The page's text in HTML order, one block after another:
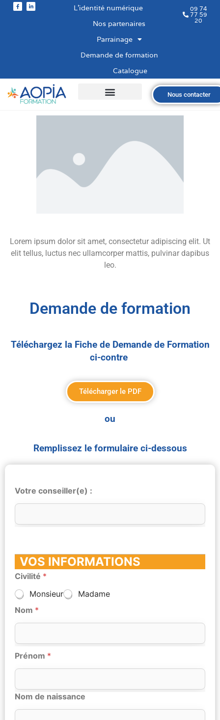
L’identité numérique
Nos partenaires
Parrainage
Demande de formation
Catalogue
09 74
77 59
20
Nous contacter
Lorem ipsum dolor sit amet, consectetur adipiscing elit. Ut
elit tellus, luctus nec ullamcorper mattis, pulvinar dapibus
leo.
Demande de formation
Téléchargez la Fiche de Demande de Formation
ci-contre
Télécharger le PDF
ou
Remplissez le formulaire ci-dessous
Votre conseiller(e) :
VOS INFORMATIONS
Civilité *
Monsieur
Madame
Nom *
Prénom *
Nom de naissance